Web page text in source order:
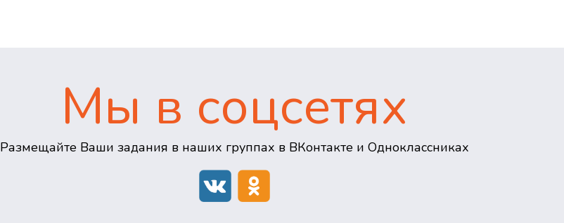
Мы в соцсетях
Размещайте Ваши задания в наших группах в ВКонтакте и Одноклассниках